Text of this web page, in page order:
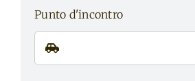
Punto d'incontro